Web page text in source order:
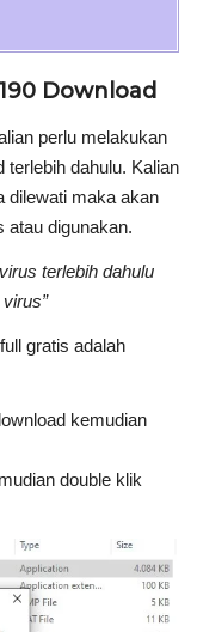
Download
perlu melakukan
terlebih dahulu. Kalian
dilewati maka akan
atau digunakan.
terlebih dahulu
gratis adalah
kemudian
double klik